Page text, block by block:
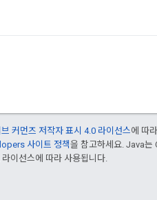
커먼즈 저작자 표시 4.0 라이선스에 따
사이트 정책을 참고하세요. Java는
이선스에 따라 사용됩니다.